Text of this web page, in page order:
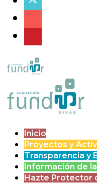
Inicio
Proyectos y
Transparencia y
Información de
Hazte Protector